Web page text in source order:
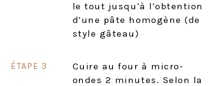
le tout jusqu’à l’obtention
d’une pâte homogène (de
style gâteau)
Cuire au four à micro-
ondes 2 minutes. Selon la